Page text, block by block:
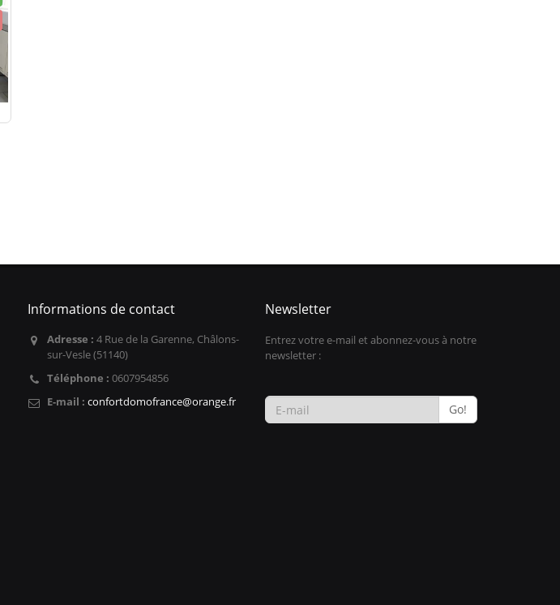
Informations de contact
Adresse : 4 Rue de la Garenne, Châlons-
sur-Vesle (51140)
Téléphone : 0607954856
E-mail : confortdomofrance@orange.fr
Newsletter
Entrez votre e-mail et abonnez-vous à notre
newsletter :
Go!